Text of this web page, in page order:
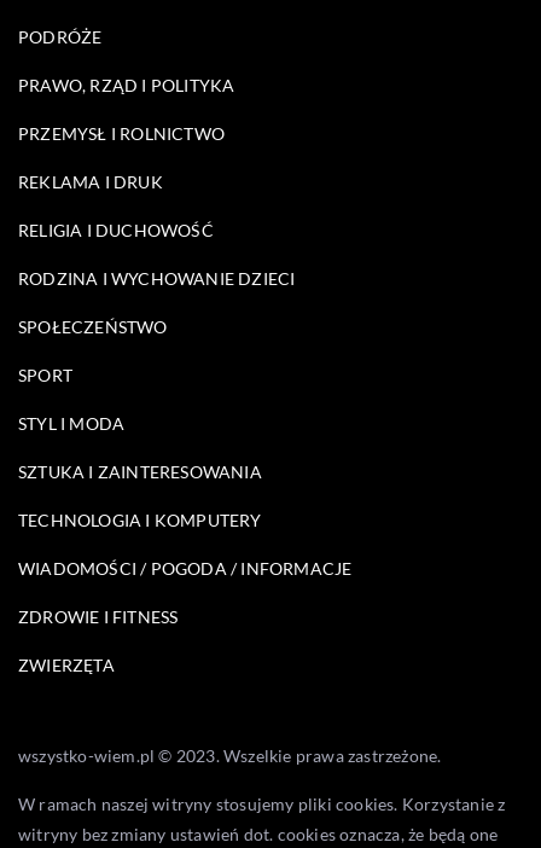
PODRÓŻE
PRAWO, RZĄD I POLITYKA
PRZEMYSŁ I ROLNICTWO
REKLAMA I DRUK
RELIGIA I DUCHOWOŚĆ
RODZINA I WYCHOWANIE DZIECI
SPOŁECZEŃSTWO
SPORT
STYL I MODA
SZTUKA I ZAINTERESOWANIA
TECHNOLOGIA I KOMPUTERY
WIADOMOŚCI / POGODA / INFORMACJE
ZDROWIE I FITNESS
ZWIERZĘTA
wszystko-wiem.pl © 2023. Wszelkie prawa zastrzeżone.
W ramach naszej witryny stosujemy pliki cookies. Korzystanie z
witryny bez zmiany ustawień dot. cookies oznacza, że będą one